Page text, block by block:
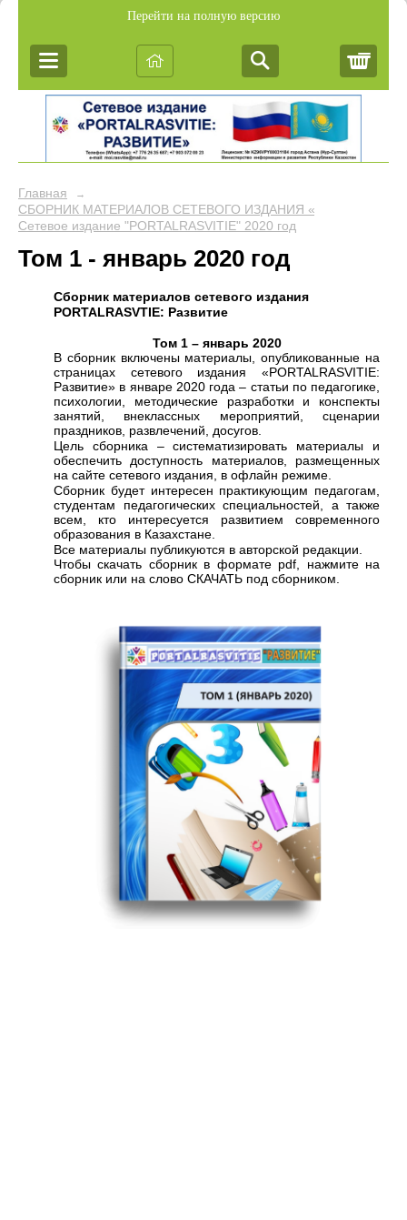
Перейти на полную версию
Главная →
СБОРНИК МАТЕРИАЛОВ СЕТЕВОГО ИЗДАНИЯ
Сетевое издание "PORTALRASVITIE" 2020 год
Том 1 - январь 2020 год
Сборник материалов сетевого издания
PORTALRASVTIE: Развитие
Том 1 – январь 2020
В сборник включены материалы, опубликованные на
страницах сетевого издания «PORTALRASVITIE:
Развитие» в январе 2020 года – статьи по педагогике,
психологии, методические разработки и конспекты
занятий, внеклассных мероприятий, сценарии
праздников, развлечений, досугов.
Цель сборника – систематизировать материалы и
обеспечить доступность материалов, размещенных
на сайте сетевого издания, в офлайн режиме.
Сборник будет интересен практикующим педагогам,
студентам педагогических специальностей, а также
всем, кто интересуется развитием современного
образования в Казахстане.
Все материалы публикуются в авторской редакции.
Чтобы скачать сборник в формате pdf, нажмите на
сборник или на слово СКАЧАТЬ под сборником.